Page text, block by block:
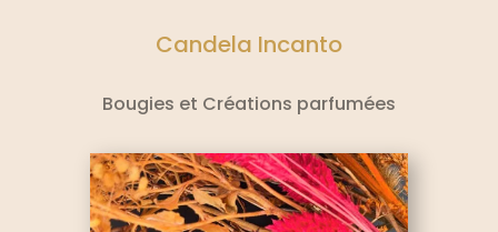
Candela Incanto
Bougies et Créations parfumées